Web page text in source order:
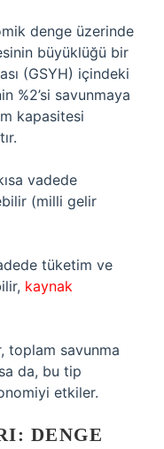
denge üzerinde
büyüklüğü bir
(GSYH) içindeki
%2’si savunmaya
kapasitesi
vadede
(milli gelir
tüketim ve
kaynak
toplam savunma
da, bu tip
etkiler.
DENGE